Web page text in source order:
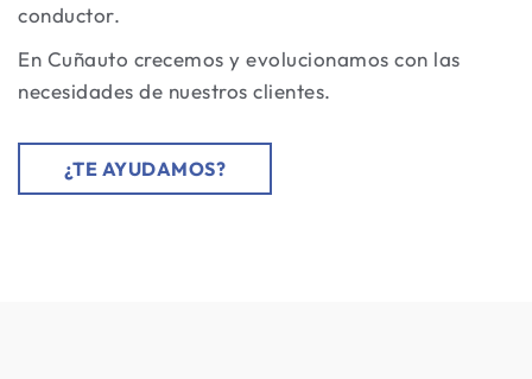
conductor.
En Cuñauto crecemos y evolucionamos con las
necesidades de nuestros clientes.
¿TE AYUDAMOS?